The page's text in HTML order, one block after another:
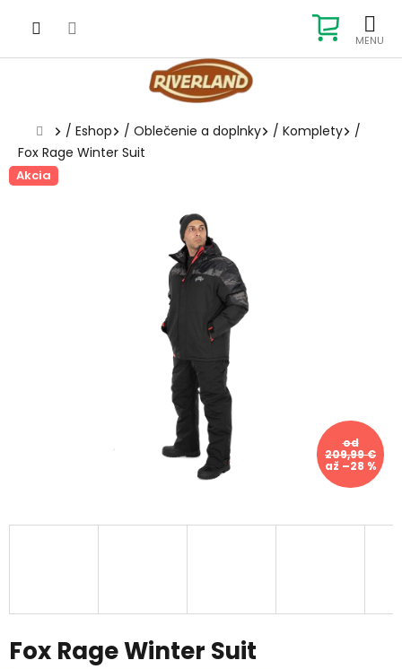
KOŠÍK
Domov
/ Eshop / Oblečenie a doplnky / Komplety
/
Fox Rage Winter Suit
Akcia
od
209,99 €
až –28 %
Fox Rage Winter Suit